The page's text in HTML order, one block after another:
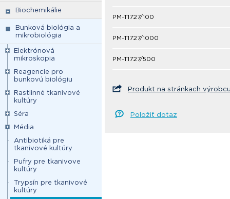
Biochemikálie
Bunková biológia a
mikrobiológia
Elektrónová
mikroskopia
Reagencie pro
bunkovú biológiu
Rastlinné tkanivové
kultúry
Séra
Média
Antibiotiká pre
tkanivové kultúry
Pufry pre tkanivove
kultúry
Trypsín pre tkanivové
kultúry
PM-T1727/100
PM-T1727/1000
PM-T1727/500
Produkt na stránkach
Položiť dotaz